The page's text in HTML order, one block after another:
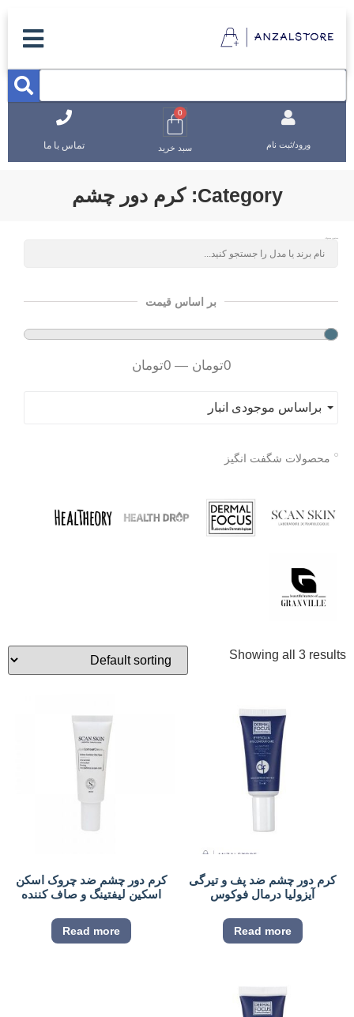
ورود/ثبت نام
0
سبد خرید تماس با ما
Category: کرم دور چشم
بر اساس قیمت
0تومان —
0تومان
براساس موجودی انبار
محصولات شگفت انگیز
Showing all 3 results
کرم دور چشم ضد پف و تیرگی
آیزولیا درمال فوکوس
Read more
کرم دور چشم ضد چروک اسکن
اسکین لیفتینگ و صاف کننده
Read more